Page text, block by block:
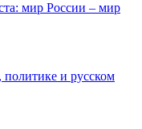
мир России – мир
и русском